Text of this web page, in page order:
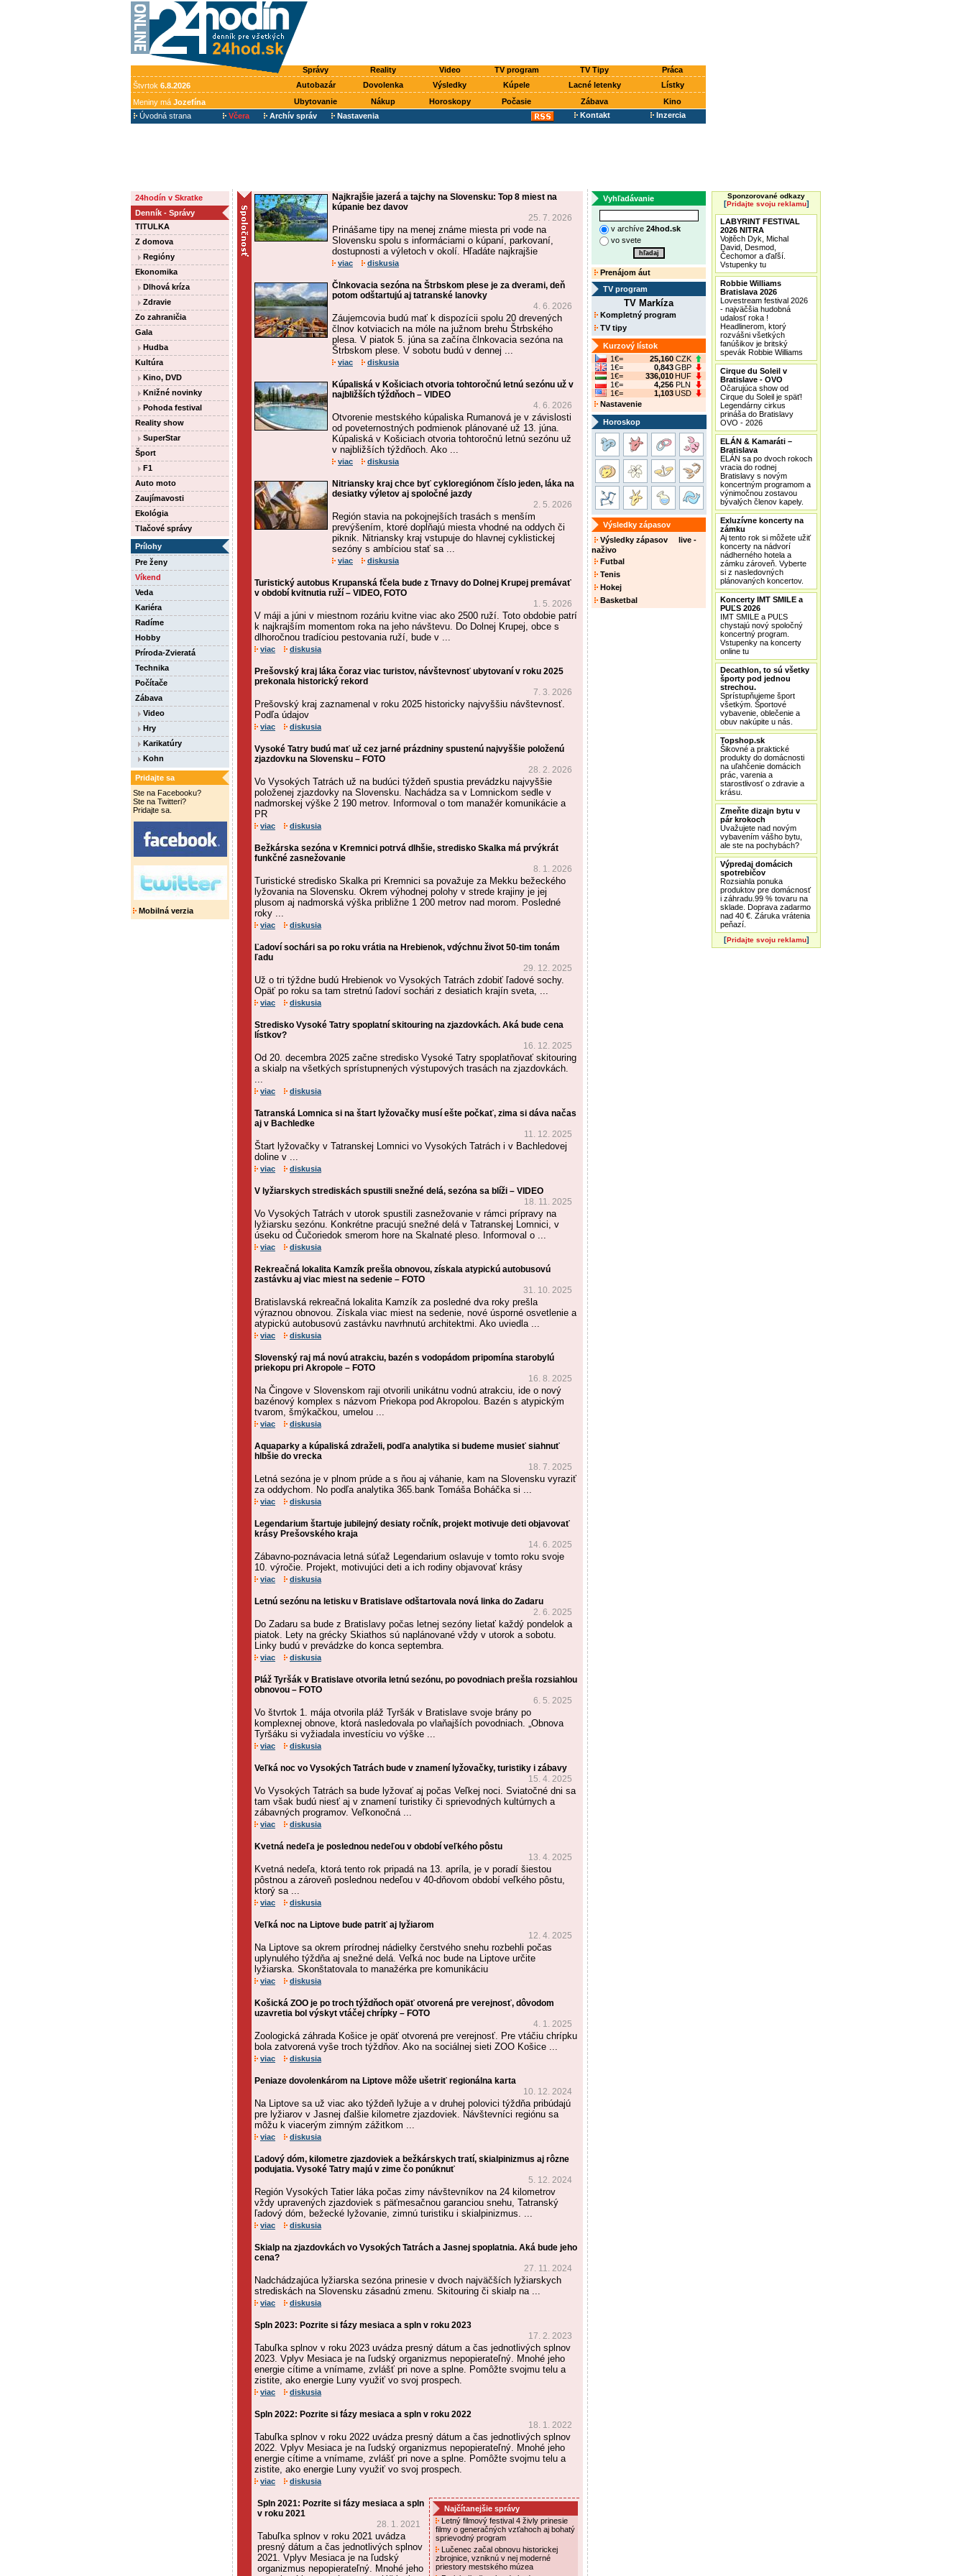
Správy Reality Video TV program TV Tipy
Práca
Štvrtok 6.8.2026 Autobazár Dovolenka Výsledky Kúpele Lacné letenky
Lístky
Meniny má Jozefína Ubytovanie Nákup Horoskopy Počasie Zábava
Kino
Úvodná strana
Včera Archív správ Nastavenia Kontakt Inzercia
24hodín v Skratke
Denník - Správy
TITULKA
Z domova
Regióny
Ekonomika
Dlhová kríza
Zdravie
Zo zahraničia
Gala
Hudba
Kultúra
Kino, DVD
Knižné novinky
Pohoda festival
Reality show
SuperStar
Šport
F1
Auto moto
Zaujímavosti
Ekológia
Tlačové správy
Prílohy
Pre ženy
Víkend
Veda
Kariéra
Radíme
Hobby
Príroda-Zvieratá
Technika
Počítače
Zábava
Video
Hry
Karikatúry
Kohn
Pridajte sa
Ste na Facebooku?
Ste na Twitteri?
Pridajte sa.
Mobilná verzia
Najkrajšie jazerá a tajchy na Slovensku: Top 8 miest na
kúpanie bez davov
25. 7. 2026
Prinášame tipy na menej známe miesta pri vode na
Slovensku spolu s informáciami o kúpaní, parkovaní,
dostupnosti a výletoch v okolí. Hľadáte najkrajšie
viac diskusia
Člnkovacia sezóna na Štrbskom plese je za dverami, deň
potom odštartujú aj tatranské lanovky
4. 6. 2026
Záujemcovia budú mať k dispozícii spolu 20 drevených
člnov kotviacich na móle na južnom brehu Štrbského
plesa. V piatok 5. júna sa začína člnkovacia sezóna na
Štrbskom plese. V sobotu budú v dennej ...
viac diskusia
Kúpaliská v Košiciach otvoria tohtoročnú letnú sezónu už v
najbližších týždňoch – VIDEO
4. 6. 2026
Otvorenie mestského kúpaliska Rumanová je v závislosti
od poveternostných podmienok plánované už 13. júna.
Kúpaliská v Košiciach otvoria tohtoročnú letnú sezónu už
v najbližších týždňoch. Ako ...
viac diskusia
Nitriansky kraj chce byť cykloregiónom číslo jeden, láka na
desiatky výletov aj spoločné jazdy
2. 5. 2026
Región stavia na pokojnejších trasách s menším
prevýšením, ktoré dopĺňajú miesta vhodné na oddych či
piknik. Nitriansky kraj vstupuje do hlavnej cyklistickej
sezóny s ambíciou stať sa ...
viac diskusia
Turistický autobus Krupanská fčela bude z Trnavy do Dolnej Krupej premávať
v období kvitnutia ruží – VIDEO, FOTO
1. 5. 2026
V máji a júni v miestnom rozáriu kvitne viac ako 2500 ruží. Toto obdobie patrí
k najkrajším momentom roka na jeho návštevu. Do Dolnej Krupej, obce s
dlhoročnou tradíciou pestovania ruží, bude v ...
viac diskusia
Prešovský kraj láka čoraz viac turistov, návštevnosť ubytovaní v roku 2025
prekonala historický rekord
7. 3. 2026
Prešovský kraj zaznamenal v roku 2025 historicky najvyššiu návštevnosť.
Podľa údajov
viac diskusia
Vysoké Tatry budú mať už cez jarné prázdniny spustenú najvyššie položenú
zjazdovku na Slovensku – FOTO
28. 2. 2026
Vo Vysokých Tatrách už na budúci týždeň spustia prevádzku najvyššie
položenej zjazdovky na Slovensku. Nachádza sa v Lomnickom sedle v
nadmorskej výške 2 190 metrov. Informoval o tom manažér komunikácie a
PR
viac diskusia
Bežkárska sezóna v Kremnici potrvá dlhšie, stredisko Skalka má prvýkrát
funkčné zasnežovanie
8. 1. 2026
Turistické stredisko Skalka pri Kremnici sa považuje za Mekku bežeckého
lyžovania na Slovensku. Okrem výhodnej polohy v strede krajiny je jej
plusom aj nadmorská výška približne 1 200 metrov nad morom. Posledné
roky ...
viac diskusia
Ľadoví sochári sa po roku vrátia na Hrebienok, vdýchnu život 50-tim tonám
ľadu
29. 12. 2025
Už o tri týždne budú Hrebienok vo Vysokých Tatrách zdobiť ľadové sochy.
Opäť po roku sa tam stretnú ľadoví sochári z desiatich krajín sveta, ...
viac diskusia
Stredisko Vysoké Tatry spoplatní skitouring na zjazdovkách. Aká bude cena
lístkov?
16. 12. 2025
Od 20. decembra 2025 začne stredisko Vysoké Tatry spoplatňovať skitouring
a skialp na všetkých sprístupnených výstupových trasách na zjazdovkách.
...
viac diskusia
Tatranská Lomnica si na štart lyžovačky musí ešte počkať, zima si dáva načas
aj v Bachledke
11. 12. 2025
Štart lyžovačky v Tatranskej Lomnici vo Vysokých Tatrách i v Bachledovej
doline v ...
viac diskusia
V lyžiarskych strediskách spustili snežné delá, sezóna sa blíži – VIDEO
18. 11. 2025
Vo Vysokých Tatrách v utorok spustili zasnežovanie v rámci prípravy na
lyžiarsku sezónu. Konkrétne pracujú snežné delá v Tatranskej Lomnici, v
úseku od Čučoriedok smerom hore na Skalnaté pleso. Informoval o ...
viac diskusia
Rekreačná lokalita Kamzík prešla obnovou, získala atypickú autobusovú
zastávku aj viac miest na sedenie – FOTO
31. 10. 2025
Bratislavská rekreačná lokalita Kamzík za posledné dva roky prešla
výraznou obnovou. Získala viac miest na sedenie, nové úsporné osvetlenie a
atypickú autobusovú zastávku navrhnutú architektmi. Ako uviedla ...
viac diskusia
Slovenský raj má novú atrakciu, bazén s vodopádom pripomína starobylú
priekopu pri Akropole – FOTO
16. 8. 2025
Na Čingove v Slovenskom raji otvorili unikátnu vodnú atrakciu, ide o nový
bazénový komplex s názvom Priekopa pod Akropolou. Bazén s atypickým
tvarom, šmýkačkou, umelou ...
viac diskusia
Aquaparky a kúpaliská zdraželi, podľa analytika si budeme musieť siahnuť
hlbšie do vrecka
18. 7. 2025
Letná sezóna je v plnom prúde a s ňou aj váhanie, kam na Slovensku vyraziť
za oddychom. No podľa analytika 365.bank Tomáša Boháčka si ...
viac diskusia
Legendarium štartuje jubilejný desiaty ročník, projekt motivuje deti objavovať
krásy Prešovského kraja
14. 6. 2025
Zábavno-poznávacia letná súťaž Legendarium oslavuje v tomto roku svoje
10. výročie. Projekt, motivujúci deti a ich rodiny objavovať krásy
viac diskusia
Letnú sezónu na letisku v Bratislave odštartovala nová linka do Zadaru
2. 6. 2025
Do Zadaru sa bude z Bratislavy počas letnej sezóny lietať každý pondelok a
piatok. Lety na grécky Skiathos sú naplánované vždy v utorok a sobotu.
Linky budú v prevádzke do konca septembra.
viac diskusia
Pláž Tyršák v Bratislave otvorila letnú sezónu, po povodniach prešla rozsiahlou
obnovou – FOTO
6. 5. 2025
Vo štvrtok 1. mája otvorila pláž Tyršák v Bratislave svoje brány po
komplexnej obnove, ktorá nasledovala po vlaňajších povodniach. „Obnova
Tyršáku si vyžiadala investíciu vo výške ...
viac diskusia
Veľká noc vo Vysokých Tatrách bude v znamení lyžovačky, turistiky i zábavy
15. 4. 2025
Vo Vysokých Tatrách sa bude lyžovať aj počas Veľkej noci. Sviatočné dni sa
tam však budú niesť aj v znamení turistiky či sprievodných kultúrnych a
zábavných programov. Veľkonočná ...
viac diskusia
Kvetná nedeľa je poslednou nedeľou v období veľkého pôstu
13. 4. 2025
Kvetná nedeľa, ktorá tento rok pripadá na 13. apríla, je v poradí šiestou
pôstnou a zároveň poslednou nedeľou v 40-dňovom období veľkého pôstu,
ktorý sa ...
viac diskusia
Veľká noc na Liptove bude patriť aj lyžiarom
12. 4. 2025
Na Liptove sa okrem prírodnej nádielky čerstvého snehu rozbehli počas
uplynulého týždňa aj snežné delá. Veľká noc bude na Liptove určite
lyžiarska. Skonštatovala to manažérka pre komunikáciu
viac diskusia
Košická ZOO je po troch týždňoch opäť otvorená pre verejnosť, dôvodom
uzavretia bol výskyt vtáčej chrípky – FOTO
4. 1. 2025
Zoologická záhrada Košice je opäť otvorená pre verejnosť. Pre vtáčiu chrípku
bola zatvorená vyše troch týždňov. Ako na sociálnej sieti ZOO Košice ...
viac diskusia
Peniaze dovolenkárom na Liptove môže ušetriť regionálna karta
10. 12. 2024
Na Liptove sa už viac ako týždeň lyžuje a v druhej polovici týždňa pribúdajú
pre lyžiarov v Jasnej ďalšie kilometre zjazdoviek. Návštevníci regiónu sa
môžu k viacerým zimným zážitkom ...
viac diskusia
Ľadový dóm, kilometre zjazdoviek a bežkárskych tratí, skialpinizmus aj rôzne
podujatia. Vysoké Tatry majú v zime čo ponúknuť
5. 12. 2024
Región Vysokých Tatier láka počas zimy návštevníkov na 24 kilometrov
vždy upravených zjazdoviek s päťmesačnou garanciou snehu, Tatranský
ľadový dóm, bežecké lyžovanie, zimnú turistiku i skialpinizmus. ...
viac diskusia
Skialp na zjazdovkách vo Vysokých Tatrách a Jasnej spoplatnia. Aká bude jeho
cena?
27. 11. 2024
Nadchádzajúca lyžiarska sezóna prinesie v dvoch najväčších lyžiarskych
strediskách na Slovensku zásadnú zmenu. Skitouring či skialp na ...
viac diskusia
Spln 2023: Pozrite si fázy mesiaca a spln v roku 2023
17. 2. 2023
Tabuľka splnov v roku 2023 uvádza presný dátum a čas jednotlivých splnov
2023. Vplyv Mesiaca je na ľudský organizmus nepopierateľný. Mnohé jeho
energie cítime a vnímame, zvlášť pri nove a splne. Pomôžte svojmu telu a
zistite, ako energie Luny využiť vo svoj prospech.
viac diskusia
Spln 2022: Pozrite si fázy mesiaca a spln v roku 2022
18. 1. 2022
Tabuľka splnov v roku 2022 uvádza presný dátum a čas jednotlivých splnov
2022. Vplyv Mesiaca je na ľudský organizmus nepopierateľný. Mnohé jeho
energie cítime a vnímame, zvlášť pri nove a splne. Pomôžte svojmu telu a
zistite, ako energie Luny využiť vo svoj prospech.
viac diskusia
Spln 2021: Pozrite si fázy mesiaca a spln
v roku 2021
28. 1. 2021
Tabuľka splnov v roku 2021 uvádza
presný dátum a čas jednotlivých splnov
2021. Vplyv Mesiaca je na ľudský
organizmus nepopierateľný. Mnohé jeho
Najčítanejšie správy
Letný filmový festival 4 živly prinesie
filmy o generačných vzťahoch aj bohatý
sprievodný program
Lučenec začal obnovu historickej
zbrojnice, vzniknú v nej moderné
priestory mestského múzea
Vyhľadávanie
v archíve 24hod.sk
vo svete
Prenájom áut
TV program
TV Markíza
Kompletný program
TV tipy
Kurzový lístok
1€=
25,160 CZK
1€=
0,843GBP
1€=
336,010HUF
1€=
4,256 PLN
1€=
1,103USD
Nastavenie
Horoskop
Výsledky zápasov
Výsledky zápasov live -
naživo
Futbal
Tenis
Hokej
Basketbal
Sponzorované odkazy
[Pridajte svoju reklamu]
LABYRINT FESTIVAL
2026 NITRA
Vojtěch Dyk, Michal
David, Desmod,
Čechomor a ďaľší.
Vstupenky tu
Robbie Williams
Bratislava 2026
Lovestream festival 2026
- najväčšia hudobná
udalosť roka !
Headlinerom, ktorý
rozvášni všetkých
fanúšikov je britský
spevák Robbie Williams
Cirque du Soleil v
Bratislave - OVO
Očarujúca show od
Cirque du Soleil je späť!
Legendárny cirkus
prináša do Bratislavy
OVO - 2026
ELÁN & Kamaráti –
Bratislava
ELÁN sa po dvoch rokoch
vracia do rodnej
Bratislavy s novým
koncertným programom a
výnimočnou zostavou
bývalých členov kapely.
Exluzívne koncerty na
zámku
Aj tento rok si môžete užiť
koncerty na nádvorí
nádherného hotela a
zámku zároveň. Vyberte
si z nasledovných
plánovaných koncertov.
Koncerty IMT SMILE a
PUĽS 2026
IMT SMILE a PUĽS
chystajú nový spoločný
koncertný program.
Vstupenky na koncerty
online tu
Decathlon, to sú všetky
športy pod jednou
strechou.
Sprístupňujeme šport
všetkým. Športové
vybavenie, oblečenie a
obuv nakúpite u nás.
Topshop.sk
Šikovné a praktické
produkty do domácnosti
na uľahčenie domácich
prác, varenia a
starostlivosť o zdravie a
krásu.
Zmeňte dizajn bytu v
pár krokoch
Uvažujete nad novým
vybavením vášho bytu,
ale ste na pochybách?
Výpredaj domácich
spotrebičov
Rozsiahla ponuka
produktov pre domácnosť
i záhradu.99 % tovaru na
sklade. Doprava zadarmo
nad 40 €. Záruka vrátenia
peňazí.
[Pridajte svoju reklamu]